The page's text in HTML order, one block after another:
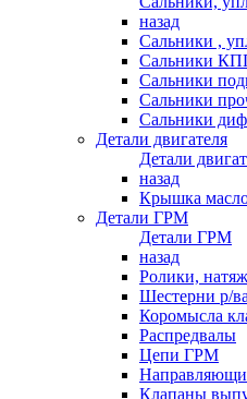
назад
Сальники ,
Сальники
Сальники
Сальники
Сальники
Детали двигателя
Детали
назад
Крышка
Детали ГРМ
Детали ГРМ
назад
Ролики,
Шестерни р/
Коромысла
Распредвалы
Цепи ГРМ
Клапаны